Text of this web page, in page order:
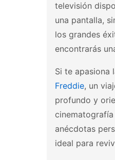
televisión
una pantalla,
los grandes
encontrarás
Si te apasiona
Freddie, un
profundo y
anécdotas
ideal para